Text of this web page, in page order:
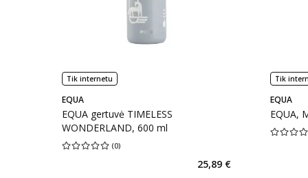
Tik internetu
EQUA
EQUA gertuvė TIMELESS
WONDERLAND, 600 ml
(0)
Vidutinis įvertinimas 0.00
25,89 €
Tik
EQUA
EQUA,
Vidutinis